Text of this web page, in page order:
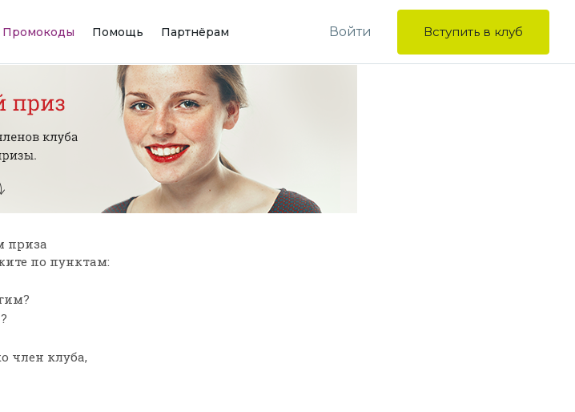
Промокоды Помощь Партнёрам Войти Вступить в клуб
приза
по пунктам:
член клуба,